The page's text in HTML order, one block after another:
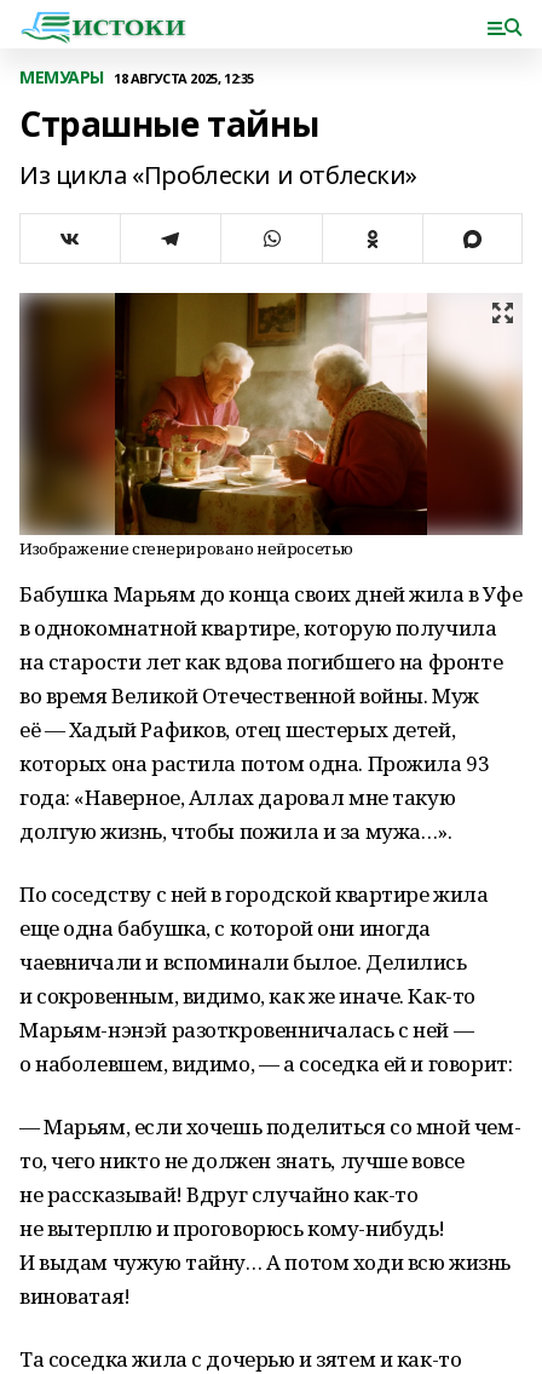
МЕМУАРЫ 18 АВГУСТА 2025, 12:35
Страшные тайны
Из цикла «Проблески и отблески»
Изображение сгенерировано нейросетью
Бабушка Марьям до конца своих дней жила в Уфе
в однокомнатной квартире, которую получила
на старости лет как вдова погибшего на фронте
во время Великой Отечественной войны. Муж
её — Хадый Рафиков, отец шестерых детей,
которых она растила потом одна. Прожила 93
года: «Наверное, Аллах даровал мне такую
долгую жизнь, чтобы пожила и за мужа…».
По соседству с ней в городской квартире жила
еще одна бабушка, с которой они иногда
чаевничали и вспоминали былое. Делились
и сокровенным, видимо, как же иначе. Как-то
Марьям-нэнэй разоткровенничалась с ней —
о наболевшем, видимо, — а соседка ей и говорит:
— Марьям, если хочешь поделиться со мной чем-
то, чего никто не должен знать, лучше вовсе
не рассказывай! Вдруг случайно как-то
не вытерплю и проговорюсь кому-нибудь!
И выдам чужую тайну… А потом ходи всю жизнь
виноватая!
Та соседка жила с дочерью и зятем и как-то